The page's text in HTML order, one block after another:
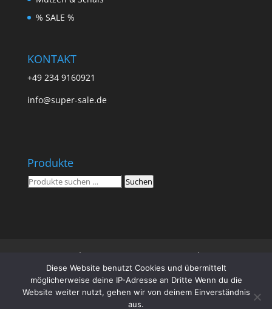
% SALE %
KONTAKT
+49 234 9160921
info@super-sale.de
Produkte
Suchen
Suchen
Super Sale
Datenschutz
AGB
Vertrag widerrufen
Diese Website benutzt Cookies und übermittelt
möglicherweise deine IP-Adresse an Dritte Wenn du die
Website weiter nutzt, gehen wir von deinem Einverständnis
aus.